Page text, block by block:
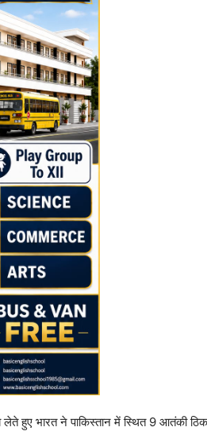
हुए भारत ने पाकिस्तान में स्थित 9 आतंकी